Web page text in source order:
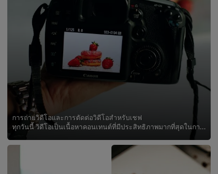
การถ่ายวิดีโอและการตัดต่อวิดีโอสำหรับเชฟ
ทุกวันนี้ วิดีโอเป็นเนื้อหาคอนเทนต์ที่มีประสิทธิภาพมากที่สุดในการสื่อสารข้อความของคุณ ในหลักสูตรนี้ เชฟมืออาชีพจะมาแชร์เคล็ดลับ...